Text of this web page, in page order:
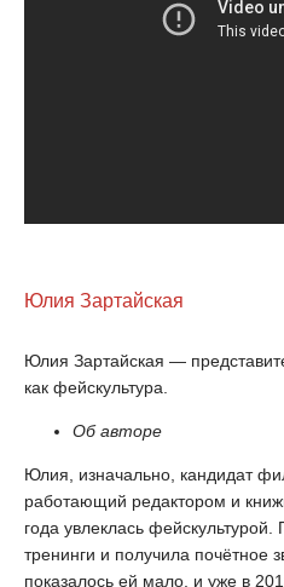
Юлия Зартайская
Юлия Зартайская —
как фейскультура.
Об авторе
Юлия, изначально, кандидат
работающий редактором и
года увлеклась
тренинги и получила почётное
показалось ей мало, и уже в